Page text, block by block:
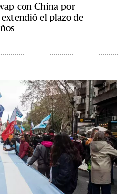
con China por
el plazo de